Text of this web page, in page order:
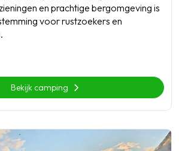
en prachtige bergomgeving is
voor rustzoekers en
Bekijk camping